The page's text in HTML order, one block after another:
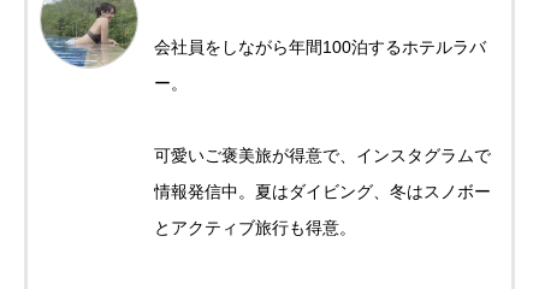
会社員をしながら年間100泊するホテルラバ
ー。
可愛いご褒美旅が得意で、インスタグラムで
情報発信中。夏はダイビング、冬はスノボー
とアクティブ旅行も得意。